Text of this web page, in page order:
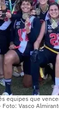
equipes que
Vasco